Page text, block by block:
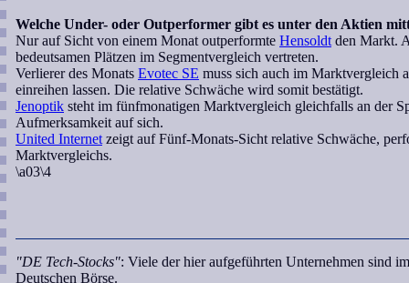
Welche Under- oder Outperformer gibt es unter den Aktien
Nur auf Sicht von einem Monat outperformte Hensoldt den Markt.
bedeutsamen Plätzen im Segmentvergleich vertreten.
Verlierer des Monats Evotec SE muss sich auch im Marktvergleich
einreihen lassen. Die relative Schwäche wird somit bestätigt.
Jenoptik steht im fünfmonatigen Marktvergleich gleichfalls an der
Aufmerksamkeit auf sich.
United Internet zeigt auf Fünf-Monats-Sicht relative Schwäche,
Marktvergleichs.
\a03\4
"DE Tech-Stocks": Viele der hier aufgeführten Unternehmen sind
Deutschen Börse.